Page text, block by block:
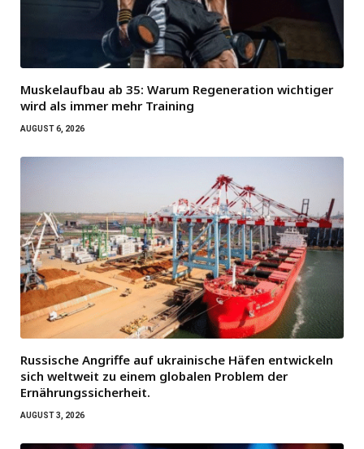
Muskelaufbau ab 35: Warum Regeneration wichtiger
wird als immer mehr Training
AUGUST 6, 2026
Russische Angriffe auf ukrainische Häfen entwickeln
sich weltweit zu einem globalen Problem der
Ernährungssicherheit.
AUGUST 3, 2026